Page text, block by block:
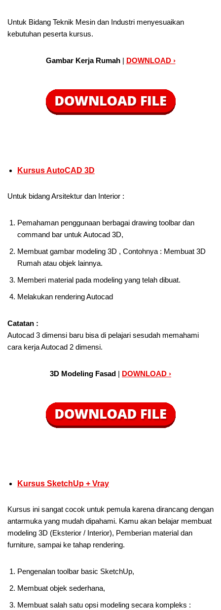
Untuk Bidang Teknik Mesin dan Industri menyesuaikan
kebutuhan peserta kursus.
Gambar Kerja Rumah | DOWNLOAD ›
Kursus AutoCAD 3D
Untuk bidang Arsitektur dan Interior :
Pemahaman penggunaan berbagai drawing toolbar dan
command bar untuk Autocad 3D,
Membuat gambar modeling 3D , Contohnya : Membuat 3D
Rumah atau objek lainnya.
Memberi material pada modeling yang telah dibuat.
Melakukan rendering Autocad
Catatan :
Autocad 3 dimensi baru bisa di pelajari sesudah memahami
cara kerja Autocad 2 dimensi.
3D Modeling Fasad | DOWNLOAD ›
Kursus SketchUp + Vray
Kursus ini sangat cocok untuk pemula karena dirancang dengan
antarmuka yang mudah dipahami. Kamu akan belajar membuat
modeling 3D (Eksterior / Interior), Pemberian material dan
furniture, sampai ke tahap rendering.
Pengenalan toolbar basic SketchUp,
Membuat objek sederhana,
Membuat salah satu opsi modeling secara kompleks :